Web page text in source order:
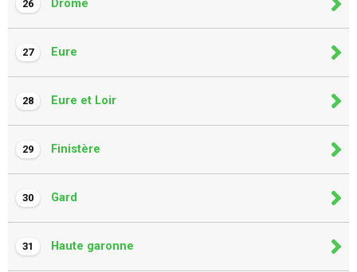
26 Drôme
27 Eure
28 Eure et Loir
29 Finistère
30 Gard
31 Haute garonne